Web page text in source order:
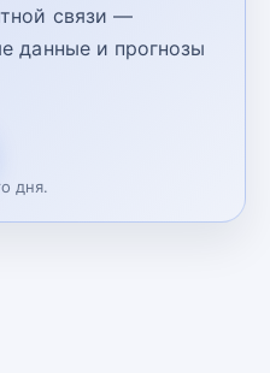
связи —
данные и прогнозы
дня.